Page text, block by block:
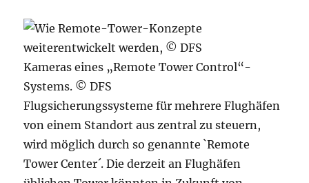
Kameras eines „Remote Tower Control“-
Systems. © DFS
Flugsicherungssysteme für mehrere Flughäfen
von einem Standort aus zentral zu steuern,
wird möglich durch so genannte `Remote
Tower Center´. Die derzeit an Flughäfen